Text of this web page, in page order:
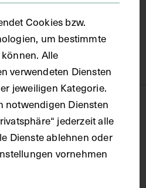
Cookies bzw.
um bestimmte
Alle
verwendeten Diensten
jeweiligen Kategorie.
notwendigen Diensten
jederzeit alle
Dienste ablehnen oder
vornehmen